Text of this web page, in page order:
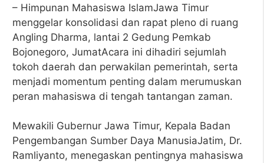
– Himpunan Mahasiswa IslamJawa Timur
menggelar konsolidasi dan rapat pleno di ruang
Angling Dharma, lantai 2 Gedung Pemkab
Bojonegoro, JumatAcara ini dihadiri sejumlah
tokoh daerah dan perwakilan pemerintah, serta
menjadi momentum penting dalam merumuskan
peran mahasiswa di tengah tantangan zaman.
Mewakili Gubernur Jawa Timur, Kepala Badan
Pengembangan Sumber Daya ManusiaJatim, Dr.
Ramliyanto, menegaskan pentingnya mahasiswa